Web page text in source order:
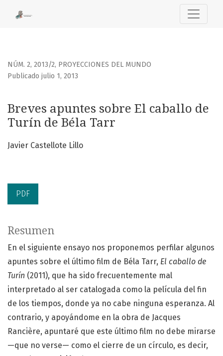
Breves apuntes sobre El caballo de Turín de Béla Tarr
NÚM. 2, 2013/2, PROYECCIONES DEL MUNDO
Breves apuntes sobre El caballo de
Turín de Béla Tarr
Publicado julio 1, 2013
Javier Castellote Lillo
PDF
Resumen
En el siguiente ensayo nos proponemos perfilar algunos
apuntes sobre el último film de Béla Tarr, El caballo de
Turín (2011), que ha sido frecuentemente mal
interpretado al ser catalogada como la película del fin
de los tiempos, donde ya no cabe ninguna esperanza. Al
contrario, y apoyándome en la obra de Jacques
Rancière, apuntaré que este último film no debe mirarse
—que no verse— como el cierre de un círculo, es decir,